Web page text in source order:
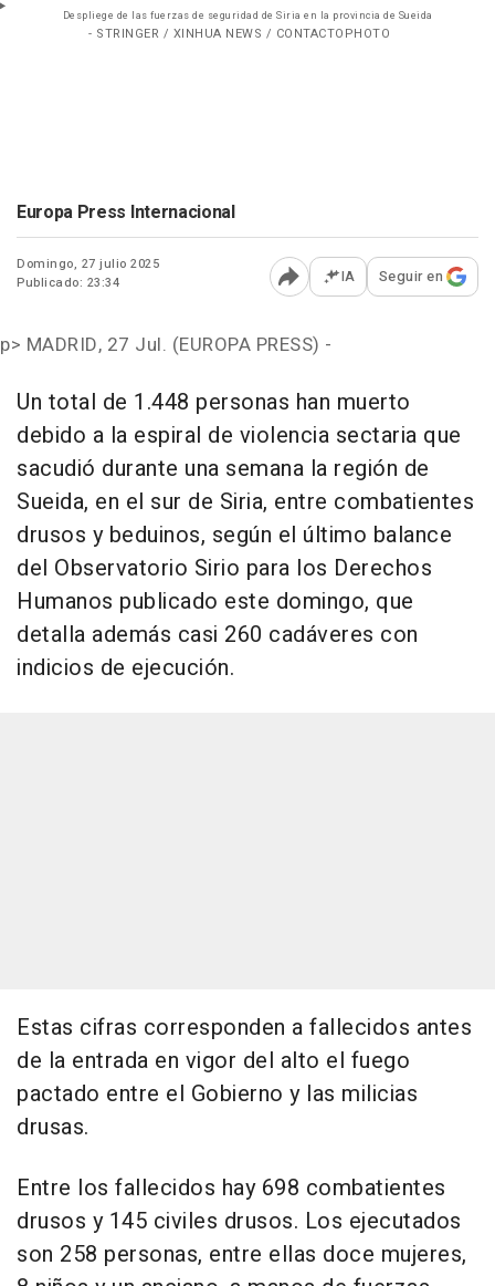
Despliege de las fuerzas de seguridad de Siria en la provincia de Sueida
- STRINGER / XINHUA NEWS / CONTACTOPHOTO
Europa Press Internacional
Domingo, 27 julio 2025
Publicado: 23:34
Abrir opciones para
IA Seguir en
p> MADRID, 27 Jul. (EUROPA PRESS) -
Un total de 1.448 personas han muerto
debido a la espiral de violencia sectaria que
sacudió durante una semana la región de
Sueida, en el sur de Siria, entre combatientes
drusos y beduinos, según el último balance
del Observatorio Sirio para los Derechos
Humanos publicado este domingo, que
detalla además casi 260 cadáveres con
indicios de ejecución.
Estas cifras corresponden a fallecidos antes
de la entrada en vigor del alto el fuego
pactado entre el Gobierno y las milicias
drusas.
Entre los fallecidos hay 698 combatientes
drusos y 145 civiles drusos. Los ejecutados
son 258 personas, entre ellas doce mujeres,